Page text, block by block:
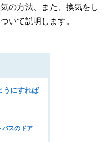
の方法、また、換気をし
いて説明します。
うにすれば
バスのドア